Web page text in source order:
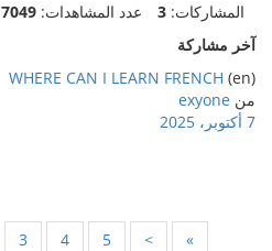
المشاركات: 3 عدد المشاهدات: 7049
آخر مشاركة
(en)
WHERE CAN I LEARN FRENCH
من exyone
7 أكتوبر، 2025
3 4 5 > »